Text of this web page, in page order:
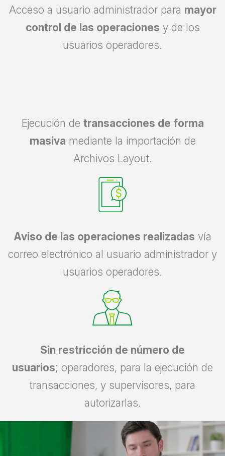
Acceso a usuario administrador para mayor
control de las operaciones y de los
usuarios operadores.
Ejecución de transacciones de forma
masiva mediante la importación de
Archivos Layout.
Aviso de las operaciones realizadas vía
correo electrónico al usuario administrador y
usuarios operadores.
Sin restricción de número de
usuarios; operadores, para la ejecución de
transacciones, y supervisores, para
autorizarlas.